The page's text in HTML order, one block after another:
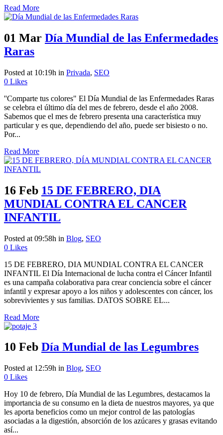
Read More
01 Mar Día Mundial de las Enfermedades
Raras
Posted at 10:19h in Privada, SEO
0 Likes
''Comparte tus colores" El Día Mundial de las Enfermedades Raras
se celebra el último día del mes de febrero, desde el año 2008.
Sabemos que el mes de febrero presenta una característica muy
particular y es que, dependiendo del año, puede ser bisiesto o no.
Por...
Read More
16 Feb 15 DE FEBRERO, DIA
MUNDIAL CONTRA EL CANCER
INFANTIL
Posted at 09:58h in Blog, SEO
0 Likes
15 DE FEBRERO, DIA MUNDIAL CONTRA EL CANCER
INFANTIL El Día Internacional de lucha contra el Cáncer Infantil
es una campaña colaborativa para crear conciencia sobre el cáncer
infantil y expresar apoyo a los niños y adolescentes con cáncer, los
sobrevivientes y sus familias. DATOS SOBRE EL...
Read More
10 Feb Día Mundial de las Legumbres
Posted at 12:59h in Blog, SEO
0 Likes
Hoy 10 de febrero, Día Mundial de las Legumbres, destacamos la
importancia de su consumo en la dieta de nuestros mayores, ya que
les aporta beneficios como un mejor control de las patologías
asociadas a la digestión, absorción de los azúcares y grasas evitando
así...